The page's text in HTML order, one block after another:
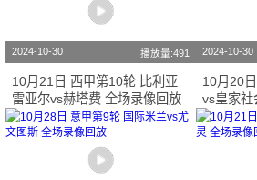
2024-10-30 播放量:491
10月21日 西甲第10轮 比利亚
雷亚尔vs赫塔费 全场录像回放
2024-10-30
10月20
vs皇家社